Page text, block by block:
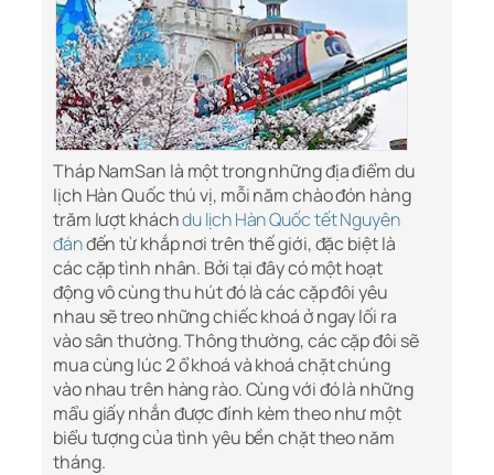
Tháp NamSan là một trong những địa điểm du
lịch Hàn Quốc thú vị, mỗi năm chào đón hàng
trăm lượt kháchdu lịch Hàn Quốc tết Nguyên
đánđến từ khắp nơi trên thế giới, đặc biệt là
các cặp tình nhân. Bởi tại đây có một hoạt
động vô cùng thu hút đó là các cặp đôi yêu
nhau sẽ treo những chiếc khoá ở ngay lối ra
vào sân thường. Thông thường, các cặp đôi sẽ
mua cùng lúc 2 ổ khoá và khoá chặt chúng
vào nhau trên hàng rào. Cùng với đó là những
mẩu giấy nhắn được đính kèm theo như một
biểu tượng của tình yêu bền chặt theo năm
tháng.